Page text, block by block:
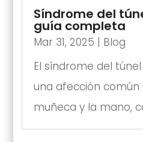
Síndrome del
guía completa
Mar 31, 2025 | Blog
El síndrome del
una afección
muñeca y la mano,